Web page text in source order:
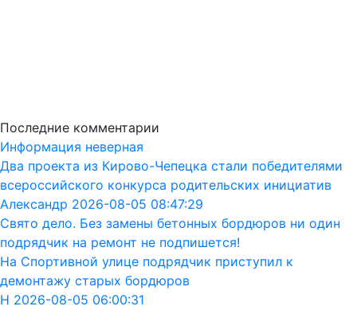
Последние комментарии
Информация неверная
Два проекта из Кирово-Чепецка стали победителями
всероссийского конкурса родительских инициатив
Александр 2026-08-05 08:47:29
Свято дело. Без замены бетонных бордюров ни один
подрядчик на ремонт не подпишется!
На Спортивной улице подрядчик приступил к
демонтажу старых бордюров
Н 2026-08-05 06:00:31